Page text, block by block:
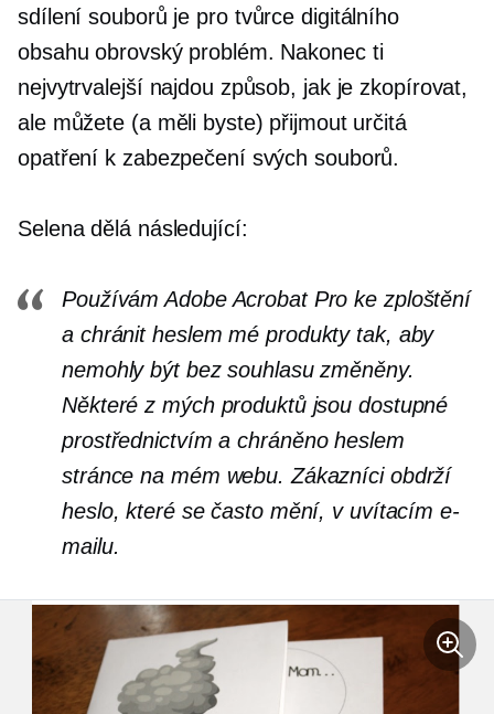
sdílení souborů je pro tvůrce digitálního
obsahu obrovský problém. Nakonec ti
nejvytrvalejší najdou způsob, jak je zkopírovat,
ale můžete (a měli byste) přijmout určitá
opatření k zabezpečení svých souborů.
Selena dělá následující:
Používám Adobe Acrobat Pro ke zploštění
a chránit heslem mé produkty tak, aby
nemohly být bez souhlasu změněny.
Některé z mých produktů jsou dostupné
prostřednictvím achráněno heslem
stránce na mém webu. Zákazníci obdrží
heslo, které se často mění, v uvítacím e-
mailu.